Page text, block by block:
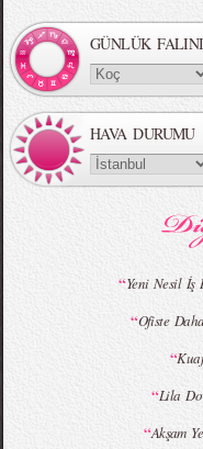
MBFWI - Gülçin Çengel 2015
MBFWI - Giray Sepin 2015 Yaz
GÜNLÜK
HAVA DURUMU
“Yeni Nesil İş
“Ofiste
“
“Lila
“Akşam